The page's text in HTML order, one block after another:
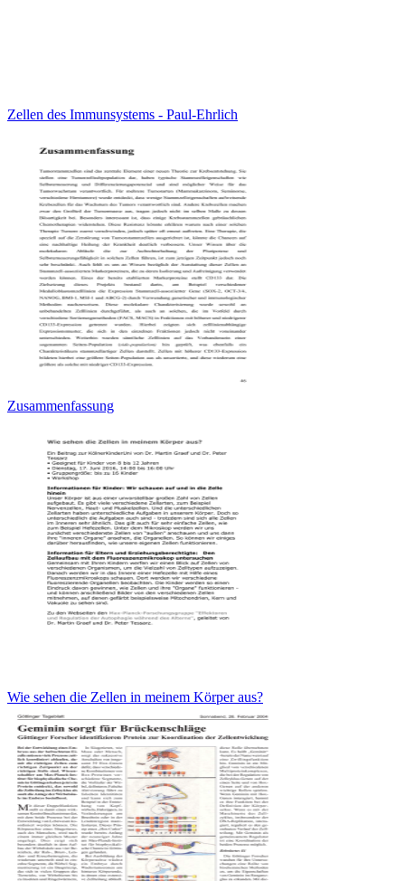
Zellen des Immunsystems - Paul-Ehrlich
Zusammenfassung
Wie sehen die Zellen in meinem Körper aus?